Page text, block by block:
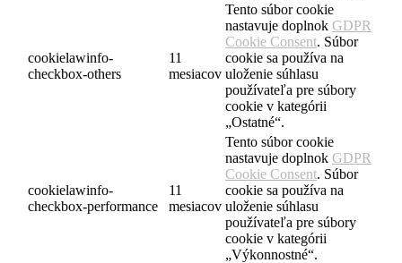
cookielawinfo-
checkbox-others
11
mesiacov
Tento súbor cookie
nastavuje doplnok GDPR
Cookie Consent. Súbor
cookie sa používa na
uloženie súhlasu
používateľa pre súbory
cookie v kategórii
„Ostatné“.
cookielawinfo-
checkbox-performance
11
mesiacov
Tento súbor cookie
nastavuje doplnok GDPR
Cookie Consent. Súbor
cookie sa používa na
uloženie súhlasu
používateľa pre súbory
cookie v kategórii
„Výkonnostné“.